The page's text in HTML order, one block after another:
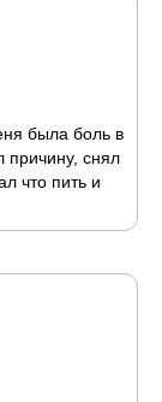
была боль в
причину, снял
что пить и